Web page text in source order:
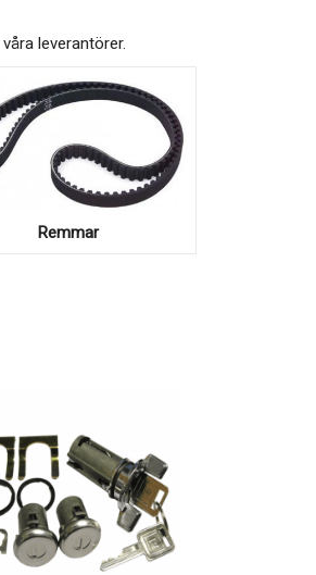
leverantörer.
Remmar